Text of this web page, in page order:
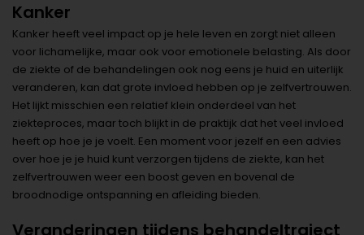
Kanker
Kanker heeft veel impact op je hele leven en zorgt niet alleen
voor lichamelijke, maar ook voor emotionele belasting. Als door
de ziekte of de behandelingen ook nog eens je huid en uiterlijk
veranderen, kan dat grote invloed hebben op je zelfvertrouwen.
Het lijkt misschien een relatief klein onderdeel van het
ziekteproces, maar toch blijkt in de praktijk dat het veel invloed
heeft op hoe je je voelt. Een moment voor jezelf en een advies
over hoe je je huid kunt verzorgen tijdens de ziekte, kan het
zelfvertrouwen weer een boost geven en bovenal de
broodnodige ontspanning en afleiding bieden.
Veranderingen tijdens behandeltraject